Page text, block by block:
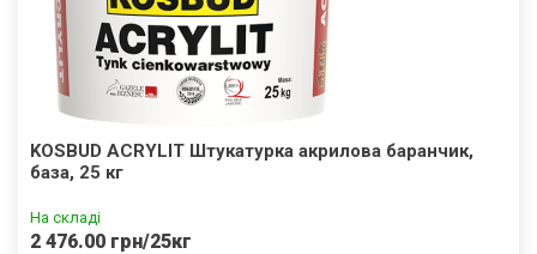
KOSBUD ACRYLIT Штукатурка акрилова баранчик,
база, 25 кг
На складі
2 476.00 грн/25кг